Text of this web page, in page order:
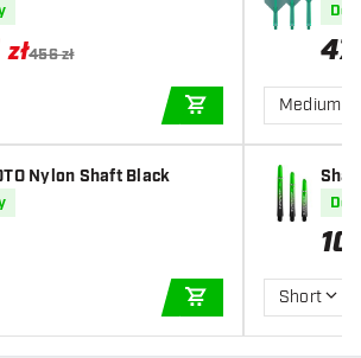
zł456 zł
DODAJ DO
Nylon Shaft Black
DODAJ DO
47
Medium
en
10
Short